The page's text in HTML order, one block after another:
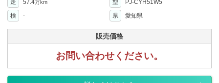
走 57.4万km 型
PJ-CYH51W5
検
- 県 愛知県
販売価格
お問い合わせください。